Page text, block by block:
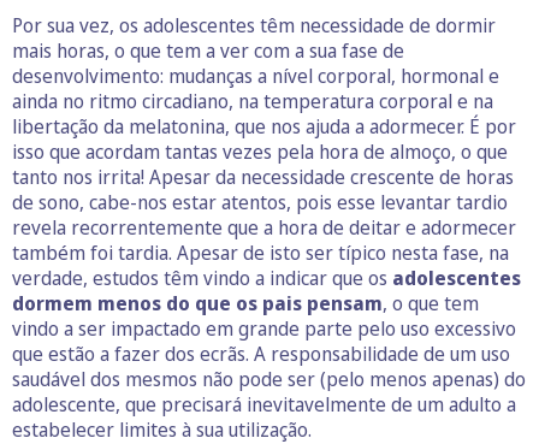
Por sua vez, os adolescentes têm necessidade de dormir
mais horas, o que tem a ver com a sua fase de
desenvolvimento: mudanças a nível corporal, hormonal e
ainda no ritmo circadiano, na temperatura corporal e na
libertação da melatonina, que nos ajuda a adormecer. É por
isso que acordam tantas vezes pela hora de almoço, o que
tanto nos irrita! Apesar da necessidade crescente de horas
de sono, cabe-nos estar atentos, pois esse levantar tardio
revela recorrentemente que a hora de deitar e adormecer
também foi tardia. Apesar de isto ser típico nesta fase, na
verdade, estudos têm vindo a indicar que os adolescentes
dormem menos do que os pais pensam, o que tem
vindo a ser impactado em grande parte pelo uso excessivo
que estão a fazer dos ecrãs. A responsabilidade de um uso
saudável dos mesmos não pode ser (pelo menos apenas) do
adolescente, que precisará inevitavelmente de um adulto a
estabelecer limites à sua utilização.